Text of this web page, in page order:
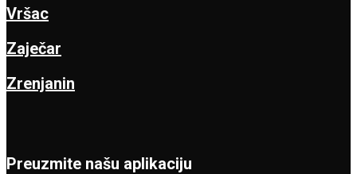
Vršac
Zaječar
Zrenjanin
Preuzmite našu aplikaciju